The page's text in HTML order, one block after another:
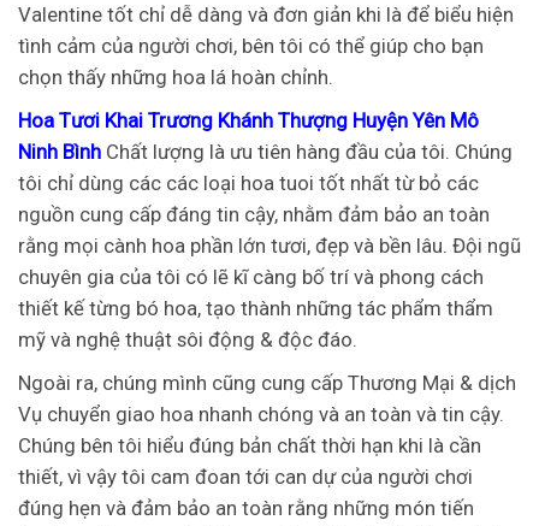
Valentine tốt chỉ dễ dàng và đơn giản khi là để biểu hiện
tình cảm của người chơi, bên tôi có thể giúp cho bạn
chọn thấy những hoa lá hoàn chỉnh.
Hoa Tươi Khai Trương Khánh Thượng Huyện Yên Mô
Ninh Bình Chất lượng là ưu tiên hàng đầu của tôi. Chúng
tôi chỉ dùng các các loại hoa tuoi tốt nhất từ bỏ các
nguồn cung cấp đáng tin cậy, nhằm đảm bảo an toàn
rằng mọi cành hoa phần lớn tươi, đẹp và bền lâu. Đội ngũ
chuyên gia của tôi có lẽ kĩ càng bố trí và phong cách
thiết kế từng bó hoa, tạo thành những tác phẩm thẩm
mỹ và nghệ thuật sôi động & độc đáo.
Ngoài ra, chúng mình cũng cung cấp Thương Mại & dịch
Vụ chuyển giao hoa nhanh chóng và an toàn và tin cậy.
Chúng bên tôi hiểu đúng bản chất thời hạn khi là cần
thiết, vì vậy tôi cam đoan tới can dự của người chơi
đúng hẹn và đảm bảo an toàn rằng những món tiến